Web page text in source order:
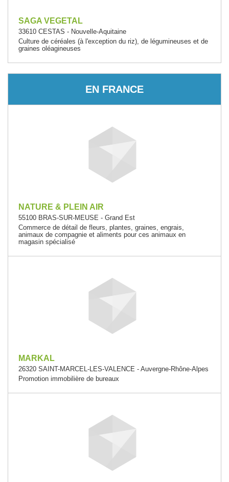
SAGA VEGETAL
33610 CESTAS - Nouvelle-Aquitaine
Culture de céréales (à l'exception du riz), de légumineuses et de
graines oléagineuses
EN FRANCE
NATURE & PLEIN AIR
55100 BRAS-SUR-MEUSE - Grand Est
Commerce de détail de fleurs, plantes, graines, engrais,
animaux de compagnie et aliments pour ces animaux en
magasin spécialisé
MARKAL
26320 SAINT-MARCEL-LES-VALENCE - Auvergne-Rhône-Alpes
Promotion immobilière de bureaux